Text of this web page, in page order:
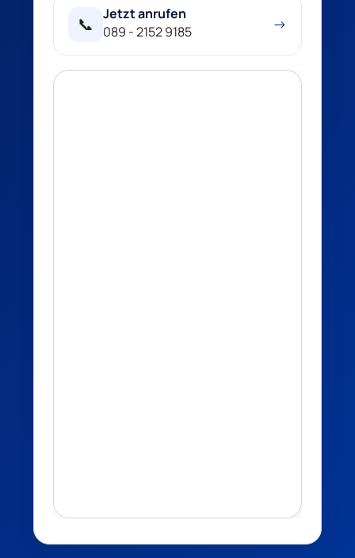
📞
Jetzt anrufen
089 - 2152 9185
→